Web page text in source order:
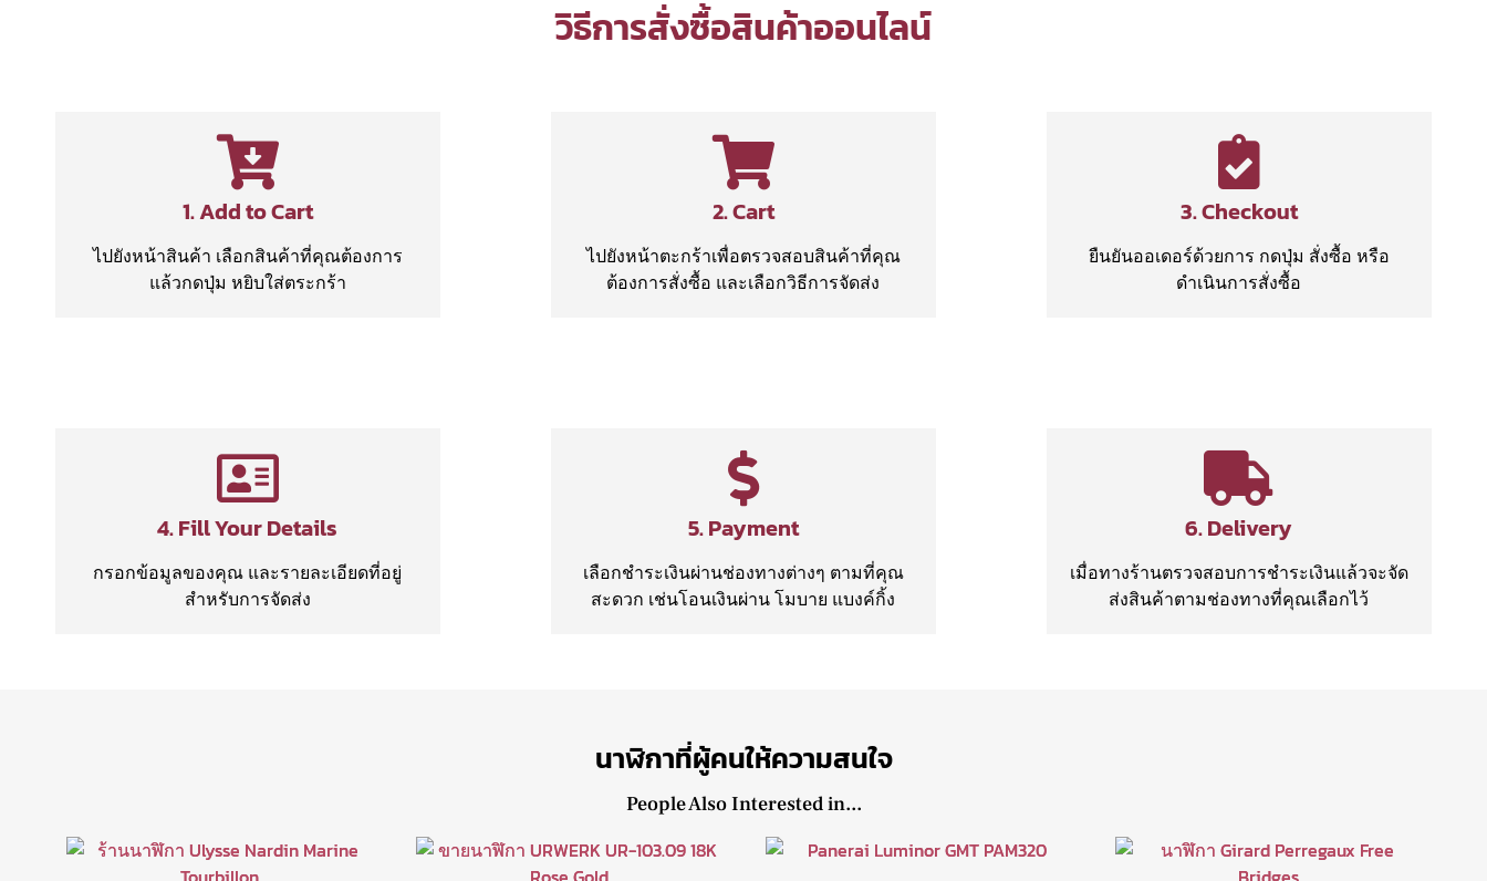
วิธีการสั่งซื้อสินค้าออนไลน์
1. Add to Cart
ไปยังหน้าสินค้า เลือกสินค้าที่คุณต้องการ
แล้วกดปุ่ม หยิบใส่ตระกร้า
2. Cart
ไปยังหน้าตะกร้าเพื่อตรวจสอบสินค้าที่คุณ
ต้องการสั่งซื้อ และเลือกวิธีการจัดส่ง
3. Checkout
ยืนยันออเดอร์ด้วยการ กดปุ่ม สั่งซื้อ หรือ
ดำเนินการสั่งซื้อ
4. Fill Your Details
กรอกข้อมูลของคุณ และรายละเอียดที่อยู่
สำหรับการจัดส่ง
5. Payment
เลือกชำระเงินผ่านช่องทางต่างๆ ตามที่คุณ
สะดวก เช่นโอนเงินผ่าน โมบาย แบงค์กิ้ง
6. Delivery
เมื่อทางร้านตรวจสอบการชำระเงินแล้วจะจัด
ส่งสินค้าตามช่องทางที่คุณเลือกไว้
นาฬิกาที่ผู้คนให้ความสนใจ
People Also Interested in...